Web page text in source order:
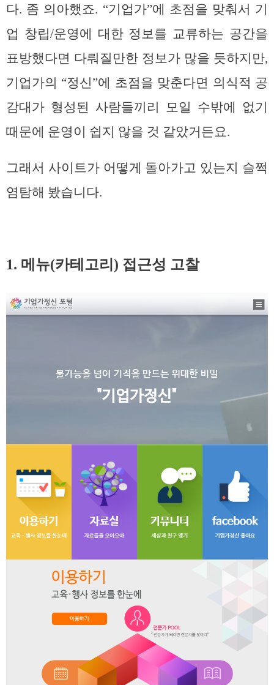
다. 좀 의아했죠. “기업가”에 초점을 맞춰서 기
업 창립/운영에 대한 정보를 교류하는 공간을
표방했다면 다뤄질만한 정보가 많을 듯하지만,
기업가의 “정신”에 초점을 맞춘다면 의식적 공
감대가 형성된 사람들끼리 모일 수밖에 없기
때문에 운영이 쉽지 않을 것 같았거든요.
그래서 사이트가 어떻게 돌아가고 있는지 슬쩍
염탐해 봤습니다.
1. 메뉴(카테고리) 접근성 고찰